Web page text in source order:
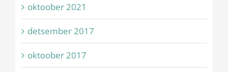
oktoober 2021
detsember 2017
oktoober 2017